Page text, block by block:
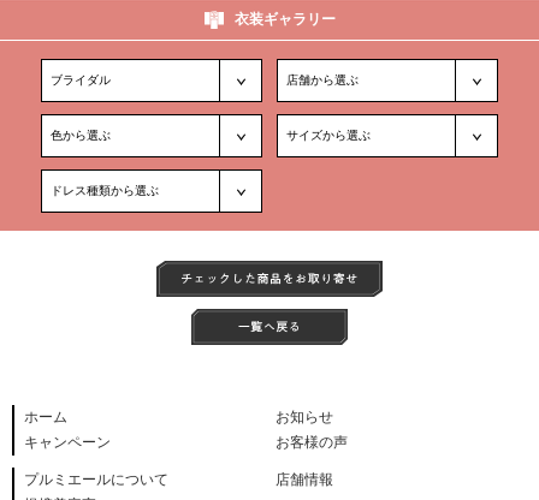
衣装ギャラリー
ホーム
お知らせ
キャンペーン
お客様の声
プルミエールについて
店舗情報